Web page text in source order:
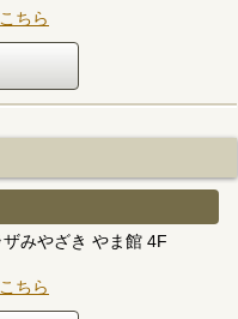
ちら
みやざき やま館 4F
ちら